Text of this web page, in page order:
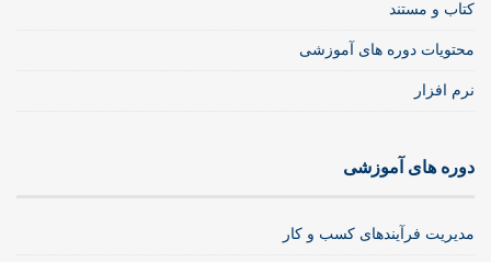
کتاب و مستند
محتویات دوره های آموزشی
نرم افزار
دوره های آموزشی
مدیریت فرآیندهای کسب و کار